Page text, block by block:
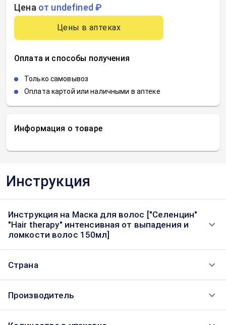
Информация о товаре
Цена от undefined ₽
Цены в аптеках
Оплата и способы получения
Только самовывоз
Оплата картой или наличными в аптеке
Инструкция
Инструкция на Маска для волос ["Селенцин"
"Hair therapy" интенсивная от выпадения и
ломкости волос 150мл]
Страна
Производитель